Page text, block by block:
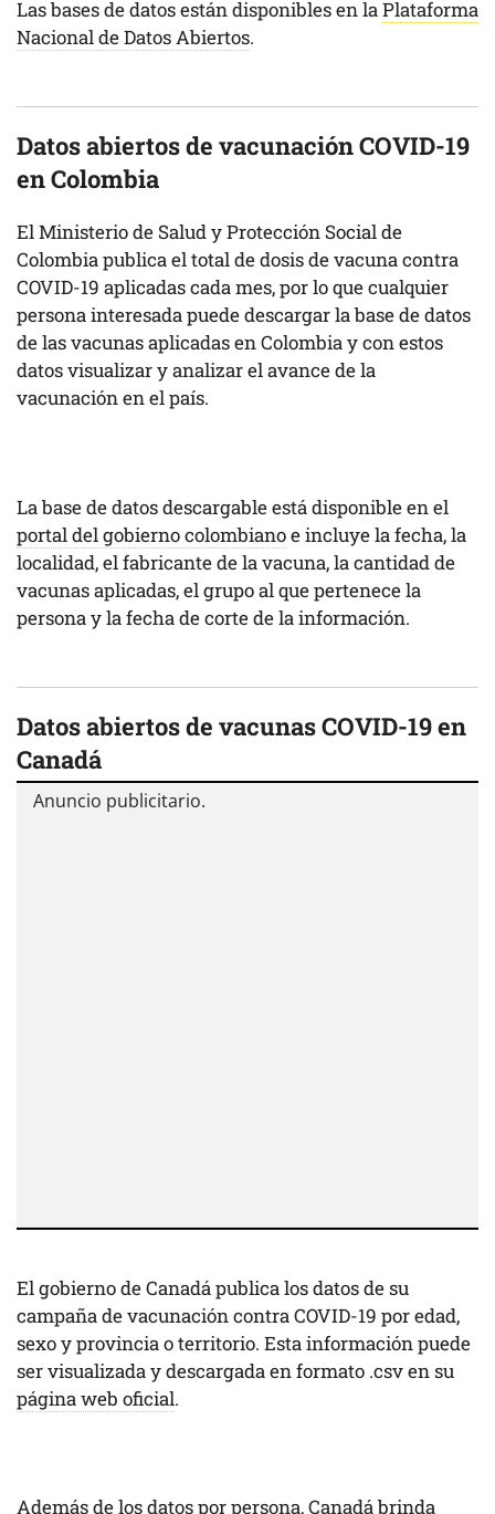
Las bases de datos están disponibles en laPlataforma
Nacional de Datos Abiertos.
Datos abiertos de vacunación COVID-19
en Colombia
El Ministerio de Salud y Protección Social de
Colombia publica el total de dosis de vacuna contra
COVID-19 aplicadas cada mes, por lo que cualquier
persona interesada puede descargar la base de datos
de las vacunas aplicadas en Colombia y con estos
datos visualizar y analizar el avance de la
vacunación en el país.
La base de datos descargable está disponible en el
portal del gobierno colombianoe incluye la fecha, la
localidad, el fabricante de la vacuna, la cantidad de
vacunas aplicadas, el grupo al que pertenece la
persona y la fecha de corte de la información.
Datos abiertos de vacunas COVID-19 en
Canadá
El gobierno de Canadá publica los datos de su
campaña de vacunación contra COVID-19 por edad,
sexo y provincia o territorio. Esta información puede
ser visualizada y descargada en formato .csv en su
página web oficial.
Además de los datos por persona, Canadá brinda